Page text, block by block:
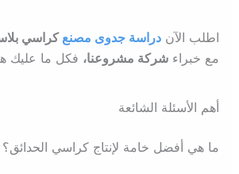
اطلب الآن دراسة جدوى مصنعكراسي
مع خبراء شركة مشروعنا،فكل ما عليك
أهم الأسئلة الشائعة
ما هي أفضل خامة لإنتاج كراسي الحدائق؟